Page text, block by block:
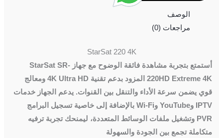
الوصف
مراجعات (0)
StarSat 220 4K
أستمتع بتجربة مشاهدة فائقة الوضوح مع جهاز StarSat SR-
220HD Extreme 4K المزود بدعم تقنية 4K Ultra HD ومعالج
قوي يضمن سرعة الأداء والتنقل بين القنوات. يدعم الجهاز خدمات
IPTV وYouTube وWi-Fi بالإضافة إلى خاصية تسجيل البرامج
PVR وتشغيل ملفات الوسائط المتعددة، ليمنحك تجربة ترفيه
متكاملة تجمع بين الجودة والسهولة